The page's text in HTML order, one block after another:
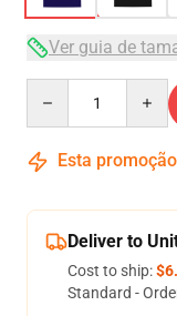
Ver guia de
Esta
Deliver to
Cost to ship:
Standard -